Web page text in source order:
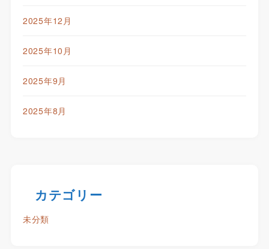
2025年12月
2025年10月
2025年9月
2025年8月
カテゴリー
未分類